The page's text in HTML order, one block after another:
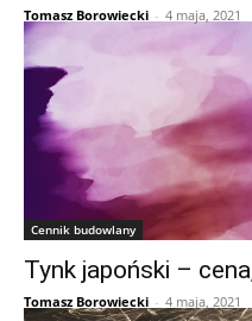
Tomasz Borowiecki - 4 maja, 2021
Cennik budowlany
Tynk japoński –
Tomasz Borowiecki - 4 maja, 2021